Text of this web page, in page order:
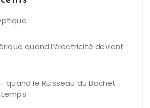
quand l’électricité devient
quand le Ruisseau du Bochet